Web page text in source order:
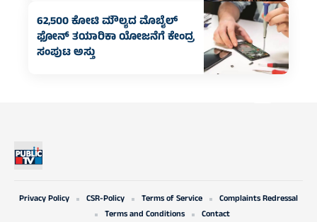
62,500 ಕೋಟಿ ಮೌಲ್ಯದ ಮೊಬೈಲ್
ಫೋನ್ ತಯಾರಿಕಾ ಯೋಜನೆಗೆ ಕೇಂದ್ರ
ಸಂಪುಟ ಅಸ್ತು
Privacy Policy CSR-Policy Terms of Service
Complaints Redressal
Terms and Conditions
Contact